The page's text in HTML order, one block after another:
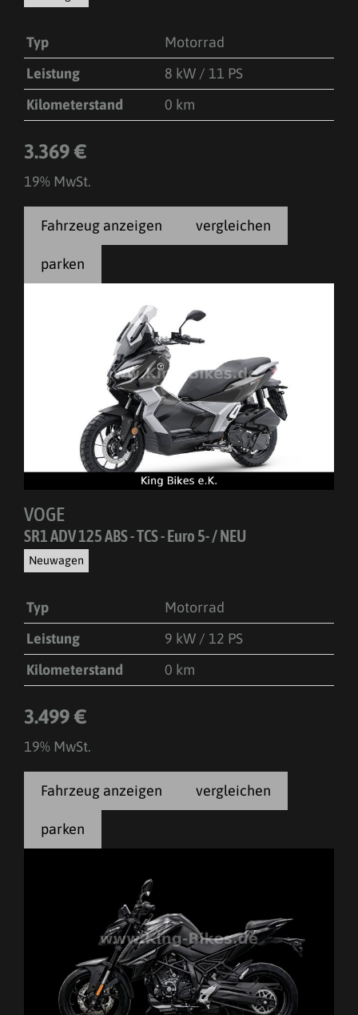
Typ
Motorrad
Leistung
8 kW / 11 PS
Kilometerstand
0 km
3.369 €
19% MwSt.
Fahrzeug anzeigen vergleichen
parken
VOGE
SR1 ADV 125 ABS - TCS - Euro 5- / NEU
Neuwagen
Typ
Motorrad
Leistung
9 kW / 12 PS
Kilometerstand
0 km
3.499 €
19% MwSt.
Fahrzeug anzeigen vergleichen
parken